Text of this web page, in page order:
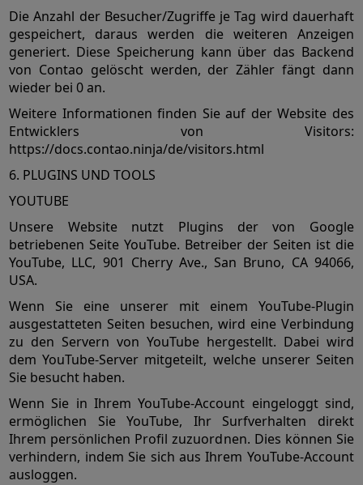
Die Anzahl der Besucher/Zugriffe je Tag wird dauerhaft
gespeichert, daraus werden die weiteren Anzeigen
generiert. Diese Speicherung kann über das Backend
von Contao gelöscht werden, der Zähler fängt dann
wieder bei 0 an.
Weitere Informationen finden Sie auf der Website des
Entwicklers von Visitors:
https://docs.contao.ninja/de/visitors.html
6. PLUGINS UND TOOLS
YOUTUBE
Unsere Website nutzt Plugins der von Google
betriebenen Seite YouTube. Betreiber der Seiten ist die
YouTube, LLC, 901 Cherry Ave., San Bruno, CA 94066,
USA.
Wenn Sie eine unserer mit einem YouTube-Plugin
ausgestatteten Seiten besuchen, wird eine Verbindung
zu den Servern von YouTube hergestellt. Dabei wird
dem YouTube-Server mitgeteilt, welche unserer Seiten
Sie besucht haben.
Wenn Sie in Ihrem YouTube-Account eingeloggt sind,
ermöglichen Sie YouTube, Ihr Surfverhalten direkt
Ihrem persönlichen Profil zuzuordnen. Dies können Sie
verhindern, indem Sie sich aus Ihrem YouTube-Account
ausloggen.